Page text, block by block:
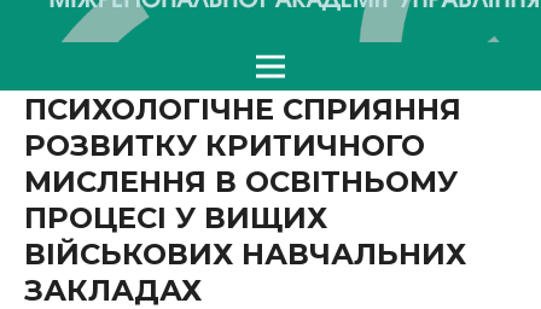
ПСИХОЛОГІЧНЕ СПРИЯННЯ
РОЗВИТКУ КРИТИЧНОГО
МИСЛЕННЯ В ОСВІТНЬОМУ
ПРОЦЕСІ У ВИЩИХ
ВІЙСЬКОВИХ НАВЧАЛЬНИХ
ЗАКЛАДАХ